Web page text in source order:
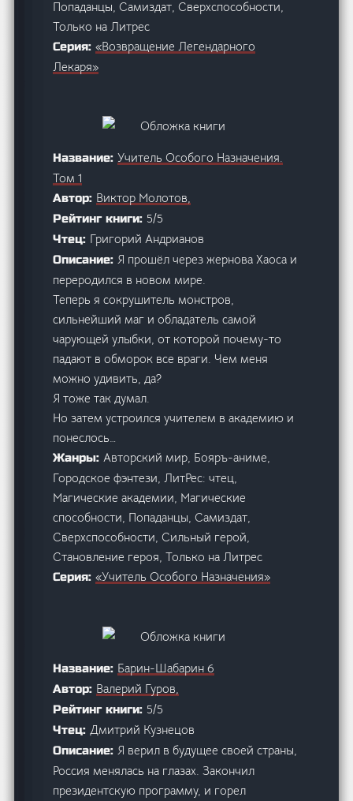
Попаданцы, Самиздат, Сверхспособности,
Только на Литрес
Серия:«Возвращение Легендарного
Лекаря»
Название:Учитель Особого Назначения.
Том 1
Автор: Виктор Молотов,
Рейтинг книги: 5/5
Чтец: Григорий Андрианов
Описание:Я прошёл через жернова Хаоса и
переродился в новом мире.
Теперь я сокрушитель монстров,
сильнейший маг и обладатель самой
чарующей улыбки, от которой почему-то
падают в обморок все враги. Чем меня
можно удивить, да?
Я тоже так думал.
Но затем устроился учителем в академию и
понеслось…
Жанры:Авторский мир, Бояръ-аниме,
Городское фэнтези, ЛитРес: чтец,
Магические академии, Магические
способности, Попаданцы, Самиздат,
Сверхспособности, Сильный герой,
Становление героя, Только на Литрес
Серия:«Учитель Особого Назначения»
Название: Барин-Шабарин 6
Автор: Валерий Гуров,
Рейтинг книги: 5/5
Чтец:Дмитрий Кузнецов
Описание:Я верил в будущее своей страны,
Россия менялась на глазах. Закончил
президентскую программу, и горел